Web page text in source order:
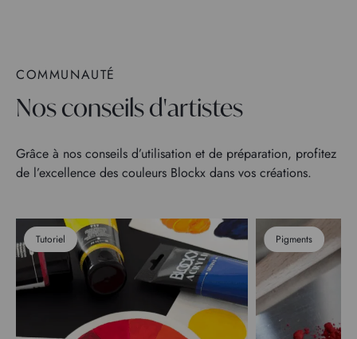
COMMUNAUTÉ
Nos conseils d'artistes
Grâce à nos conseils d’utilisation et de préparation, profitez
de l’excellence des couleurs Blockx dans vos créations.
Tutoriel Pigments